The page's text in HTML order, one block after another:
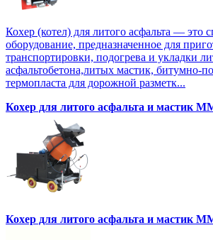
Кохер (котел) для литого асфальта — это
оборудование, предназначенное для
транспортировки, подогрева и укладки
асфальтобетона,литых мастик, битумно-
термопласта для дорожной разметк...
Кохер для литого асфальта и мастик
Кохер для литого асфальта и мастик